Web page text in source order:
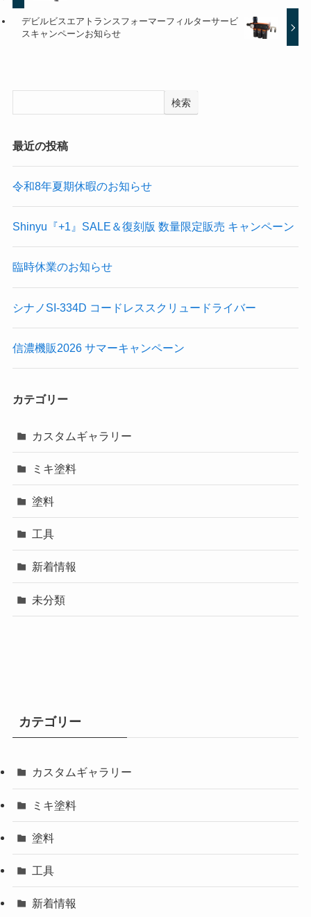
デビルビスエアトランスフォーマーフィルターサービ
スキャンペーンお知らせ
検索
最近の投稿
令和8年夏期休暇のお知らせ
Shinyu『+1』SALE＆復刻版 数量限定販売 キャンペーン
臨時休業のお知らせ
シナノSI-334D コードレススクリュードライバー
信濃機販2026 サマーキャンペーン
カテゴリー
カスタムギャラリー
ミキ塗料
塗料
工具
新着情報
未分類
カテゴリー
カスタムギャラリー
ミキ塗料
塗料
工具
新着情報